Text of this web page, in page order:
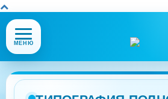
Открыть
или
меню
сайта
МЕНЮ